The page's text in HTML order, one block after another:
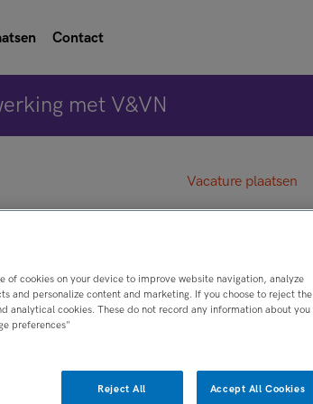
Contact
met V&VN
Vacature plaatsen
Niet nader bepaald
of cookies on your device to improve website navigation, analyze
and personalize content and marketing. If you choose to reject the
analytical cookies. These do not record any information about you
preferences"
Reject All Accept All Cookies